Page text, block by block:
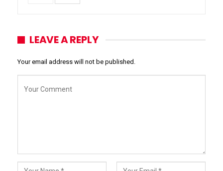
LEAVE A REPLY
Your email address will not be published.